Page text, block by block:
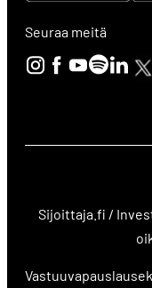
Seuraa meitä
Sijoittaja.fi /